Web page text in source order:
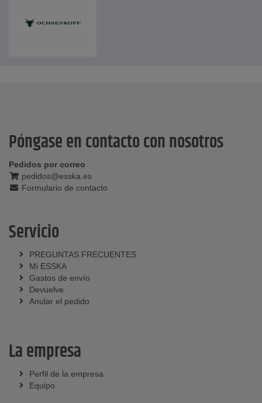
Póngase en contacto con nosotros
Pedidos por correo
pedidos@esska.es
Formulario de contacto
Servicio
PREGUNTAS FRECUENTES
Mi ESSKA
Gastos de envío
Devuelve
Anular el pedido
La empresa
Perfil de la empresa
Equipo